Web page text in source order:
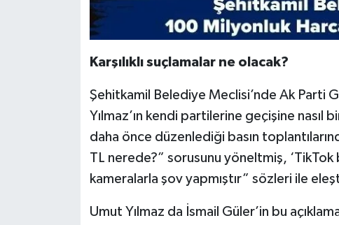
Karşılıklı suçlamalar ne olacak?
Şehitkamil Belediye Meclisi’nde Ak Parti
Yılmaz’ın kendi partilerine geçişine
daha önce düzenlediği basın
TL nerede?” sorusunu yöneltmiş,
kameralarla şov yapmıştır” sözleri ile
Umut Yılmaz da İsmail Güler’in bu